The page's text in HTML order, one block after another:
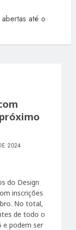
até o
2024
do Design
inscrições
No total,
de todo o
e podem ser